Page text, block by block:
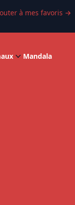
à mes favoris →
Mandala